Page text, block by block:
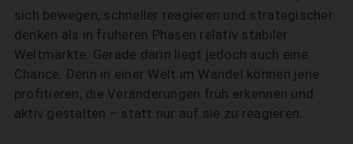
sich bewegen, schneller reagieren und strategischer
denken als in früheren Phasen relativ stabiler
Weltmärkte. Gerade darin liegt jedoch auch eine
Chance. Denn in einer Welt im Wandel können jene
profitieren, die Veränderungen früh erkennen und
aktiv gestalten – statt nur auf sie zu reagieren.